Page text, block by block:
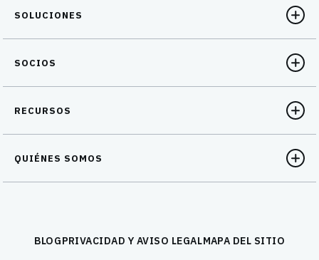
SOLUCIONES
SOCIOS
RECURSOS
QUIÉNES SOMOS
BLOGPRIVACIDAD Y AVISO LEGALMAPA DEL SITIO